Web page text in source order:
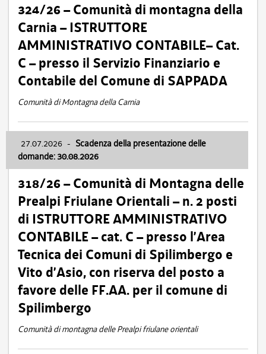
324/26 – Comunità di montagna della
Carnia – ISTRUTTORE
AMMINISTRATIVO CONTABILE– Cat.
C – presso il Servizio Finanziario e
Contabile del Comune di SAPPADA
Comunità di Montagna della Carnia
27.07.2026 - Scadenza della presentazione delle
domande: 30.08.2026
318/26 – Comunità di Montagna delle
Prealpi Friulane Orientali – n. 2 posti
di ISTRUTTORE AMMINISTRATIVO
CONTABILE – cat. C – presso l’Area
Tecnica dei Comuni di Spilimbergo e
Vito d’Asio, con riserva del posto a
favore delle FF.AA. per il comune di
Spilimbergo
Comunità di montagna delle Prealpi friulane orientali